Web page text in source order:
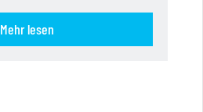
Mehr lesen